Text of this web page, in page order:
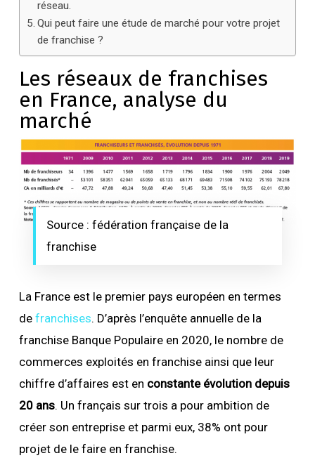
réseau.
Qui peut faire une étude de marché pour votre projet
de franchise ?
Les réseaux de franchises
en France, analyse du
marché
Source : fédération française de la
franchise
La France est le premier pays européen en termes
de franchises. D’après l’enquête annuelle de la
franchise Banque Populaire en 2020, le nombre de
commerces exploités en franchise ainsi que leur
chiffre d’affaires est en constante évolution depuis
20 ans. Un français sur trois a pour ambition de
créer son entreprise et parmi eux, 38% ont pour
projet de le faire en franchise.